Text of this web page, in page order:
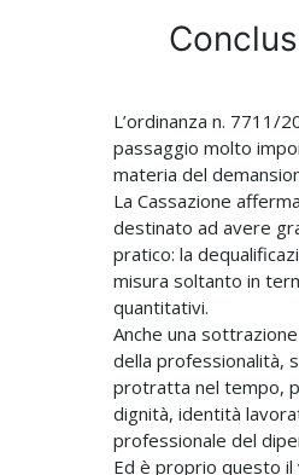
L’ordinanza n. 7711/
passaggio molto
materia del
La Cassazione
destinato ad avere
pratico: la
misura soltanto in
quantitativi.
Anche una
della professionalità,
protratta nel tempo,
dignità, identità
professionale del
Ed è proprio questo il